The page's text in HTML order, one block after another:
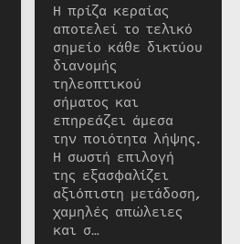
Η πρίζα κεραίας
αποτελεί το τελικό
σημείο κάθε δικτύου
διανομής
τηλεοπτικού
σήματος και
επηρεάζει άμεσα
την ποιότητα λήψης.
Η σωστή επιλογή
της εξασφαλίζει
αξιόπιστη μετάδοση,
χαμηλές απώλειες
και σ…